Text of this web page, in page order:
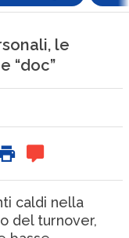
le
“doc”
caldi nella
del turnover,